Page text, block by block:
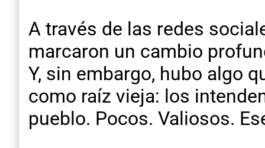
A través de las redes
marcaron un cambio
Y, sin embargo, hubo algo
como raíz vieja: los
pueblo. Pocos. Valiosos.